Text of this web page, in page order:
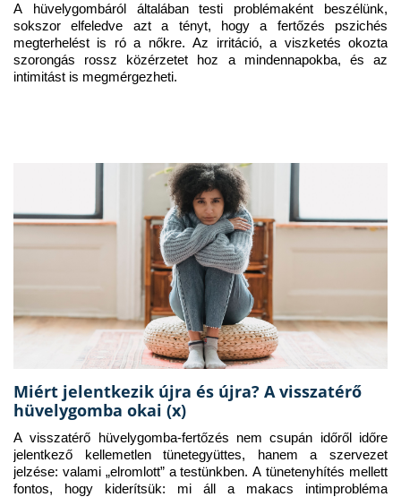
A hüvelygombáról általában testi problémaként beszélünk,
sokszor elfeledve azt a tényt, hogy a fertőzés pszichés
megterhelést is ró a nőkre. Az irritáció, a viszketés okozta
szorongás rossz közérzetet hoz a mindennapokba, és az
intimitást is megmérgezheti.
Miért jelentkezik újra és újra? A visszatérő
hüvelygomba okai (x)
A visszatérő hüvelygomba-fertőzés nem csupán időről időre
jelentkező kellemetlen tünetegyüttes, hanem a szervezet
jelzése: valami „elromlott” a testünkben. A tünetenyhítés mellett
fontos, hogy kiderítsük: mi áll a makacs intimprobléma